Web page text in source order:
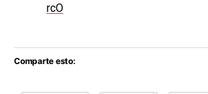
rcO
Comparte esto: